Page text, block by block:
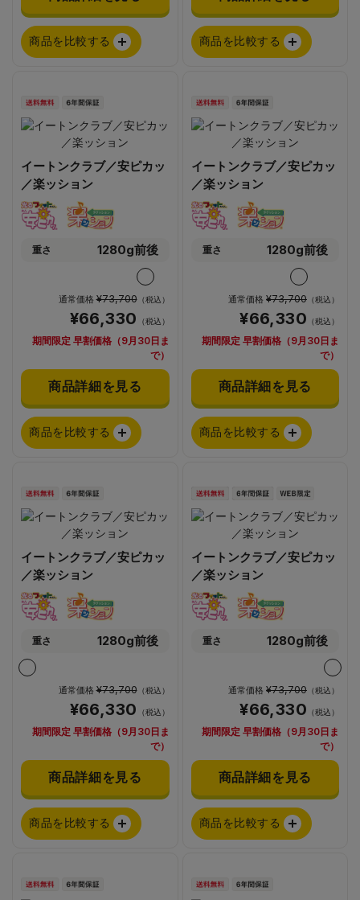
商品を比較する 商品を比較する
イートンクラブ／安ピカッ
／楽ッション
重さ 1280g前後
通常価格¥73,700（税込）
¥66,330 （税込）
期間限定 早割価格（9月30日ま
で）
商品詳細を見る
商品を比較する
イートンクラブ／安ピカッ
／楽ッション
重さ 1280g前後
通常価格 ¥73,700 （税込）
¥66,330 （税込）
期間限定 早割価格（9月30日ま
で）
商品詳細を見る
商品を比較する
イートンクラブ／安ピカッ
／楽ッション
重さ 1280g前後
通常価格¥73,700（税込）
¥66,330 （税込）
期間限定 早割価格（9月30日ま
で）
商品詳細を見る
商品を比較する
イートンクラブ／安ピカッ
／楽ッション
重さ 1280g前後
通常価格 ¥73,700 （税込）
¥66,330 （税込）
期間限定 早割価格（9月30日ま
で）
商品詳細を見る
商品を比較する